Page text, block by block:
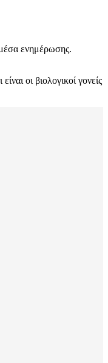
ενημέρωσης.
οι βιολογικοί γονείς